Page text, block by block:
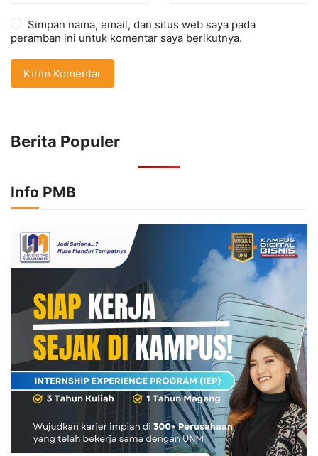
Simpan nama, email, dan situs web saya pada
peramban ini untuk komentar saya berikutnya.
Berita Populer
Info PMB